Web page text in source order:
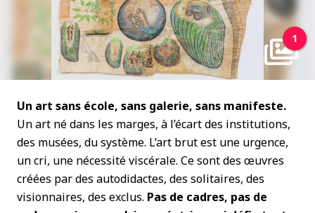
1
Un art sans école, sans galerie, sans manifeste.
Un art né dans les marges, à l’écart des institutions,
des musées, du système. L’art brut est une urgence,
un cri, une nécessité viscérale. Ce sont des œuvres
créées par des autodidactes, des solitaires, des
visionnaires, des exclus. Pas de cadres, pas de